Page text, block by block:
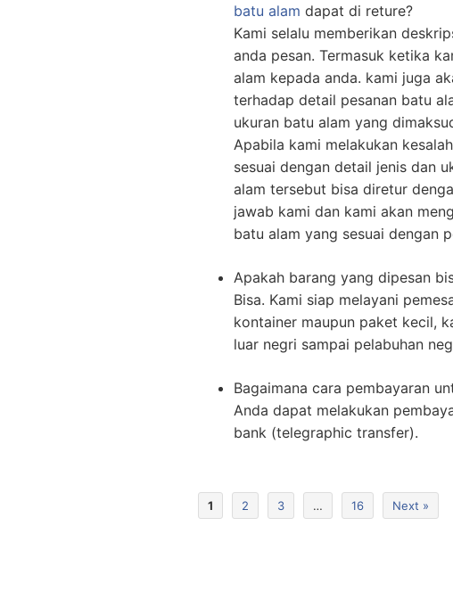
batu alam dapat di reture?
Kami selalu memberikan
anda pesan. Termasuk ketika
alam kepada anda. kami juga
terhadap detail pesanan batu
ukuran batu alam yang
Apabila kami melakukan
sesuai dengan detail jenis dan
alam tersebut bisa diretur
jawab kami dan kami akan
batu alam yang sesuai dengan
Apakah barang yang dipesan
Bisa. Kami siap melayani
kontainer maupun paket kecil,
luar negri sampai pelabuhan
Bagaimana cara pembayaran
Anda dapat melakukan
bank (telegraphic transfer).
1 2 3 … 16 Next »